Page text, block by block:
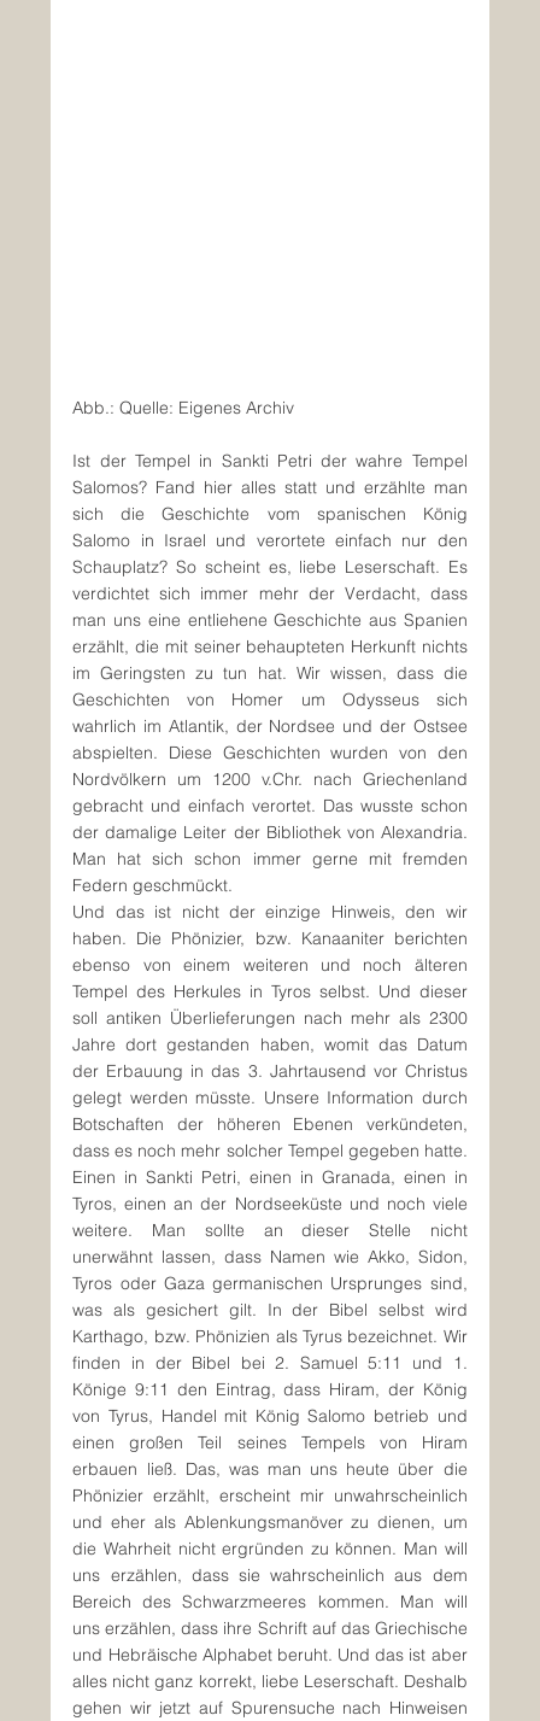
Abb.: Quelle: Eigenes Archiv
Ist der Tempel in Sankti Petri der wahre Tempel
Salomos? Fand hier alles statt und erzählte man
sich die Geschichte vom spanischen König
Salomo in Israel und verortete einfach nur den
Schauplatz? So scheint es, liebe Leserschaft. Es
verdichtet sich immer mehr der Verdacht, dass
man uns eine entliehene Geschichte aus Spanien
erzählt, die mit seiner behaupteten Herkunft nichts
im Geringsten zu tun hat. Wir wissen, dass die
Geschichten von Homer um Odysseus sich
wahrlich im Atlantik, der Nordsee und der Ostsee
abspielten. Diese Geschichten wurden von den
Nordvölkern um 1200 v.Chr. nach Griechenland
gebracht und einfach verortet. Das wusste schon
der damalige Leiter der Bibliothek von Alexandria.
Man hat sich schon immer gerne mit fremden
Federn geschmückt.
Und das ist nicht der einzige Hinweis, den wir
haben. Die Phönizier, bzw. Kanaaniter berichten
ebenso von einem weiteren und noch älteren
Tempel des Herkules in Tyros selbst. Und dieser
soll antiken Überlieferungen nach mehr als 2300
Jahre dort gestanden haben, womit das Datum
der Erbauung in das 3. Jahrtausend vor Christus
gelegt werden müsste. Unsere Information durch
Botschaften der höheren Ebenen verkündeten,
dass es noch mehr solcher Tempel gegeben hatte.
Einen in Sankti Petri, einen in Granada, einen in
Tyros, einen an der Nordseeküste und noch viele
weitere. Man sollte an dieser Stelle nicht
unerwähnt lassen, dass Namen wie Akko, Sidon,
Tyros oder Gaza germanischen Ursprunges sind,
was als gesichert gilt. In der Bibel selbst wird
Karthago, bzw. Phönizien als Tyrus bezeichnet. Wir
finden in der Bibel bei 2. Samuel 5:11 und 1.
Könige 9:11 den Eintrag, dass Hiram, der König
von Tyrus, Handel mit König Salomo betrieb und
einen großen Teil seines Tempels von Hiram
erbauen ließ. Das, was man uns heute über die
Phönizier erzählt, erscheint mir unwahrscheinlich
und eher als Ablenkungsmanöver zu dienen, um
die Wahrheit nicht ergründen zu können. Man will
uns erzählen, dass sie wahrscheinlich aus dem
Bereich des Schwarzmeeres kommen. Man will
uns erzählen, dass ihre Schrift auf das Griechische
und Hebräische Alphabet beruht. Und das ist aber
alles nicht ganz korrekt, liebe Leserschaft. Deshalb
gehen wir jetzt auf Spurensuche nach Hinweisen